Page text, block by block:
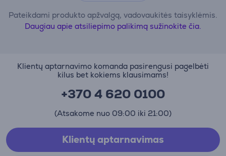
Pateikdami produkto apžvalgą, vadovaukitės taisyklėmis.
Daugiau apie atsiliepimo palikimą sužinokite čia.
Klientų aptarnavimo komanda pasirengusi pagelbėti
kilus bet kokiems klausimams!
+370 4 620 0100
(Atsakome nuo 09:00 iki 21:00)
Klientų aptarnavimas